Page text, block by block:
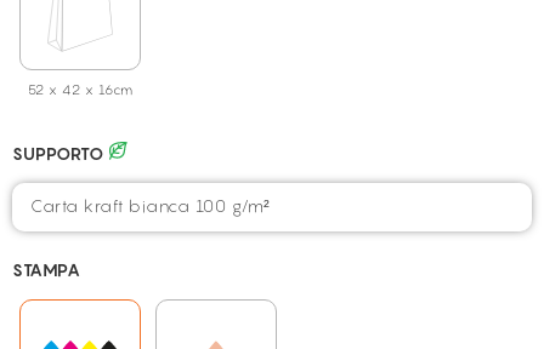
52 x 42 x 16cm
SUPPORTO
Carta kraft bianca 100 g/m²
STAMPA